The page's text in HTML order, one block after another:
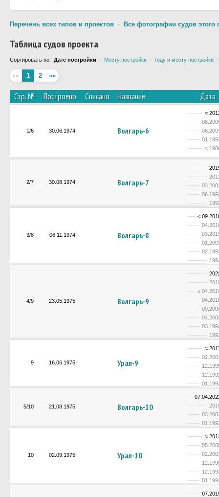
Перечень всех типов и проектов · Все фотографии судов этого
Таблица судов проекта
Сортировать по: Дате постройки · Месту постройки · Году и месту постройки
«« 1 2 »»
Стр. № Построено Списано Название Дата
1/6 30.06.1974 Волгарь-6
≈
≈
2/7 30.08.1974 Волгарь-7
3/8 06.11.1974 Волгарь-8
≤
4/9 23.05.1975 Волгарь-9
≤
9 16.06.1975 Урал-9
≈
5/10 21.08.1975 Волгарь-10
10 02.09.1975 Урал-10
≈